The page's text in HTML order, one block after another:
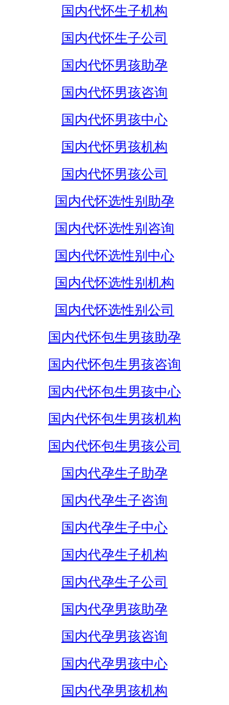
国内代怀生子机构
国内代怀生子公司
国内代怀男孩助孕
国内代怀男孩咨询
国内代怀男孩中心
国内代怀男孩机构
国内代怀男孩公司
国内代怀选性别助孕
国内代怀选性别咨询
国内代怀选性别中心
国内代怀选性别机构
国内代怀选性别公司
国内代怀包生男孩助孕
国内代怀包生男孩咨询
国内代怀包生男孩中心
国内代怀包生男孩机构
国内代怀包生男孩公司
国内代孕生子助孕
国内代孕生子咨询
国内代孕生子中心
国内代孕生子机构
国内代孕生子公司
国内代孕男孩助孕
国内代孕男孩咨询
国内代孕男孩中心
国内代孕男孩机构